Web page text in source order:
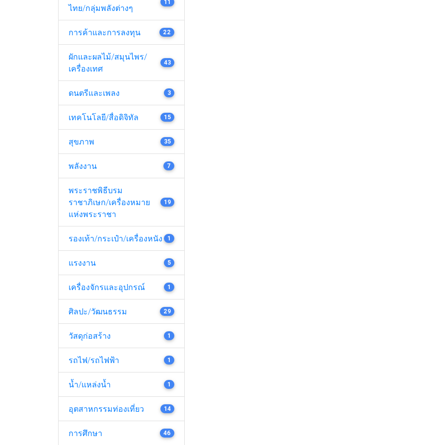
ไทย/กลุ่มพลังต่างๆ
11
การค้าและการลงทุน 22
ผักและผลไม้/สมุนไพร/
เครื่องเทศ
43
ดนตรีและเพลง 3
เทคโนโลยี/สื่อดิจิทัล 15
สุขภาพ 35
พลังงาน 7
พระราชพิธีบรม
ราชาภิเษก/เครื่องหมาย
แห่งพระราชา
19
รองเท้า/กระเป๋า/เครื่องหนัง 1
แรงงาน 5
เครื่องจักรและอุปกรณ์ 1
ศิลปะ/วัฒนธรรม 29
วัสดุก่อสร้าง 1
รถไฟ/รถไฟฟ้า 1
น้ำ/แหล่งน้ำ 1
อุตสาหกรรมท่องเที่ยว 14
การศึกษา 46